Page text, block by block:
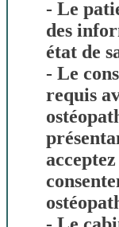
- Le
des
état de
- Le
requis